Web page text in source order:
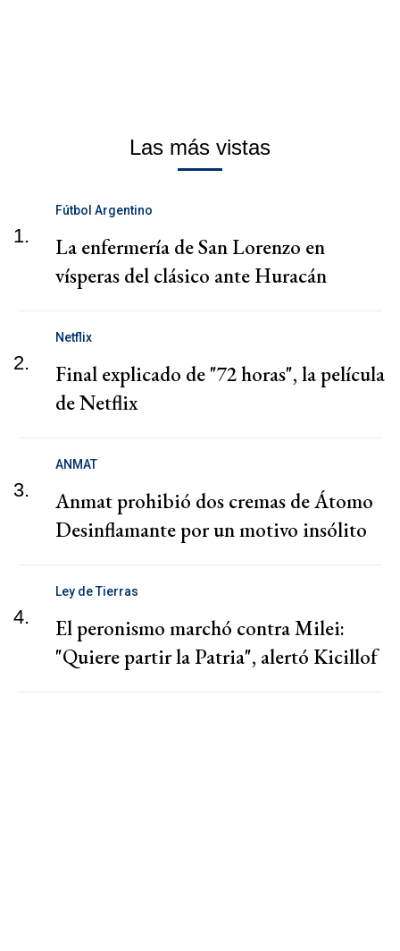
Las más vistas
1.
Fútbol Argentino
La enfermería de San Lorenzo en
vísperas del clásico ante Huracán
2.
Netflix
Final explicado de "72 horas", la película
de Netflix
3.
ANMAT
Anmat prohibió dos cremas de Átomo
Desinflamante por un motivo insólito
4.
Ley de Tierras
El peronismo marchó contra Milei:
"Quiere partir la Patria", alertó Kicillof